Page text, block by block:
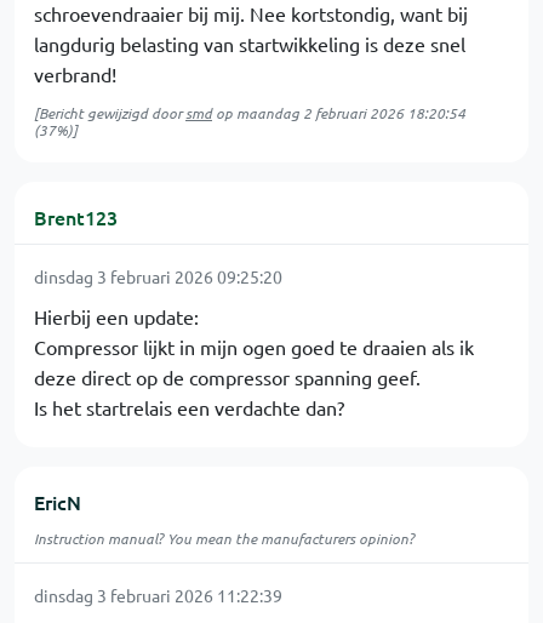
schroevendraaier bij mij. Nee kortstondig, want bij
langdurig belasting van startwikkeling is deze snel
verbrand!
[Bericht gewijzigd doorsmdop maandag 2 februari 2026 18:20:54
(37%)]
Brent123
dinsdag 3 februari 2026 09:25:20
Hierbij een update:
Compressor lijkt in mijn ogen goed te draaien als ik
deze direct op de compressor spanning geef.
Is het startrelais een verdachte dan?
EricN
Instruction manual? You mean the manufacturers opinion?
dinsdag 3 februari 2026 11:22:39